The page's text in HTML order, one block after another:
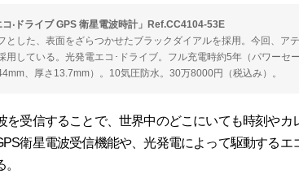
‧ドライブ GPS 衛星電波時計」Ref.CC4104-53E
とした、表面をざらつかせたブラックダイアルを採用。今回、ア
用している。光発電エコ･ドライブ。フル充電時約5年（パワーセ
、厚さ13.7mm）。10気圧防水。30万8000円（税込み）。
受信することで、世界中のどこにいても時刻やカ
衛星電波受信機能や、光発電によって駆動するエ